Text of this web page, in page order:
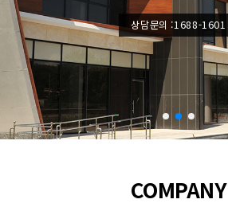
상담문의 :1688-1601
COMPANY